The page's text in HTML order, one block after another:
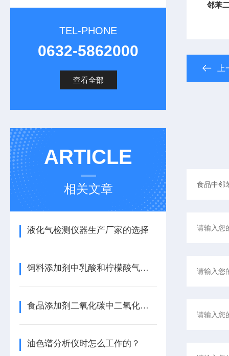
TEL-PHONE
0632-5862000
查看全部
ARTICLE
相关文章
液化气检测仪器生产厂家的选择
饲料添加剂中乳酸和柠檬酸气相色谱法测定
食品添加剂二氧化碳中二氧化硫（SO2）、总硫气相色谱仪测定方法
油色谱分析仪时怎么工作的？
邻苯